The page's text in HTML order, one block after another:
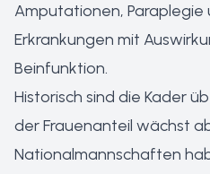
Amputationen, Paraplegie
Erkrankungen mit
Beinfunktion.
Historisch sind die Kader
der Frauenanteil wächst
Nationalmannschaften